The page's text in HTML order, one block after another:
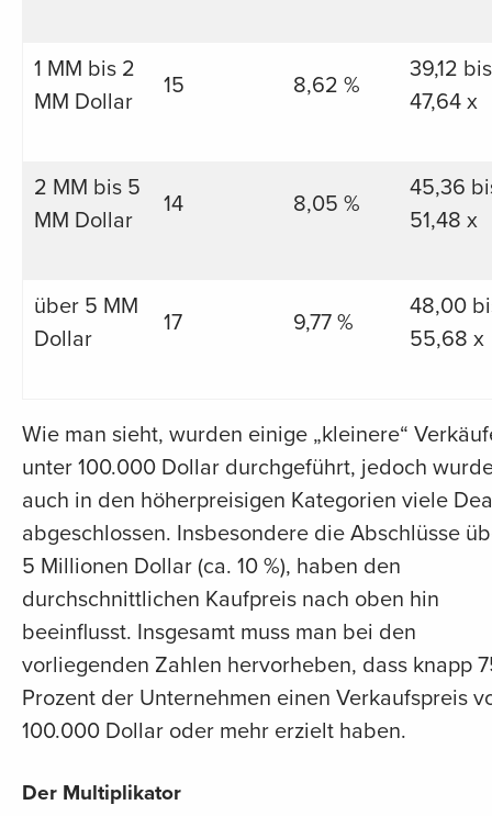
1 MM bis 2
MM Dollar
15 8,62 %
39,12 bis
47,64 x
2 MM bis 5
MM Dollar
14 8,05 %
45,36
51,48 x
über 5 MM
Dollar
17 9,77 %
48,00
55,68 x
Wie man sieht, wurden einige „kleinere“
unter 100.000 Dollar durchgeführt, jedoch
auch in den höherpreisigen Kategorien viele
abgeschlossen. Insbesondere die Abschlüsse
5 Millionen Dollar (ca. 10 %), haben den
durchschnittlichen Kaufpreis nach oben hin
beeinflusst. Insgesamt muss man bei den
vorliegenden Zahlen hervorheben, dass knapp
Prozent der Unternehmen einen Verkaufspreis
100.000 Dollar oder mehr erzielt haben.
Der Multiplikator